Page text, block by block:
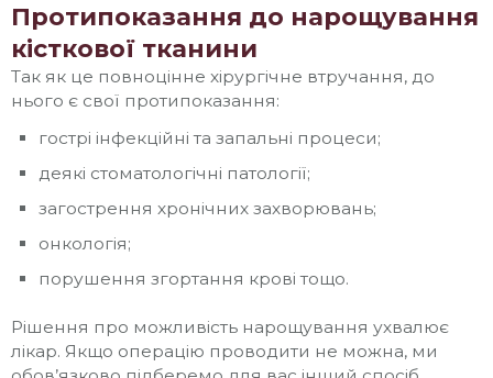
Протипоказання до нарощування
кісткової тканини
Так як це повноцінне хірургічне втручання, до
нього є свої протипоказання:
гострі інфекційні та запальні процеси;
деякі стоматологічні патології;
загострення хронічних захворювань;
онкологія;
порушення згортання крові тощо.
Рішення про можливість нарощування ухвалює
лікар. Якщо операцію проводити не можна, ми